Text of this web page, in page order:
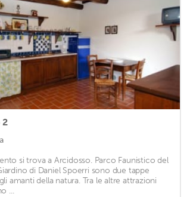
2
si trova a Arcidosso. Parco Faunistico del
di Daniel Spoerri sono due tappe
amanti della natura. Tra le altre attrazioni
...